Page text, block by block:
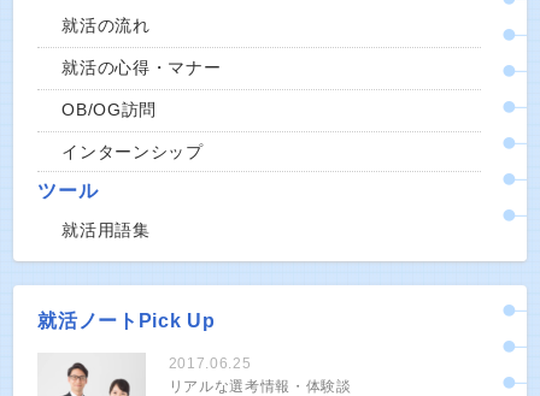
就活の流れ
就活の心得・マナー
OB/OG訪問
インターンシップ
ツール
就活用語集
就活ノートPick Up
2017.06.25
リアルな選考情報・体験談